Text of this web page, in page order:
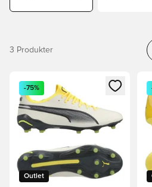
3 Produkter
Åpner en Modal for å logge inn
Outlet
-75%